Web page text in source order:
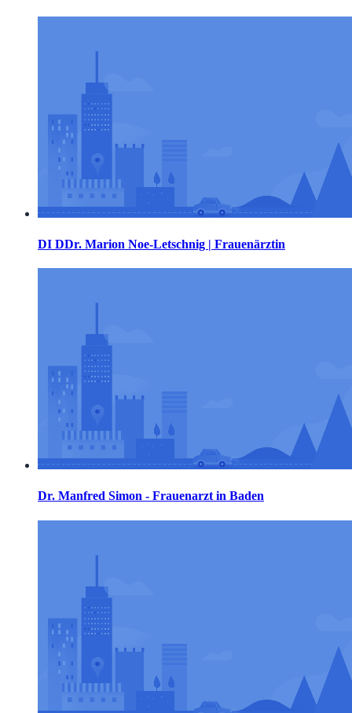
DI DDr. Marion Noe-Letschnig | Frauenärztin
Dr. Manfred Simon - Frauenarzt in Baden